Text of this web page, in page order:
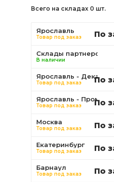
Всего на складах 0 шт.
Ярославль
Товар под заказ По
Склады партнеров
В наличии
Ярославль -
Товар под заказ По
Ярославль -
Товар под заказ По
Москва
Товар под заказ По
Екатеринбург
Товар под заказ По
Барнаул
Товар под заказ По